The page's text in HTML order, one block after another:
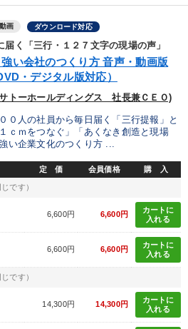
画
ダウンロード対応
届く「三行・１２７文字の現場の声」
強い会社のつくり方 音声・動画版
・デジタル版対応）
トーホールディングス 社長兼ＣＥＯ)
０人の社員から毎日届く「三行提報」と
ｃｍをつなぐ」「あくなき創造と現場
い企業文化のつくり方 ...
定 価 会員価格 購 入
です）
6,600円 6,600円
カートに
入れる
6,600円 6,600円
カートに
入れる
です）
14,300円 14,300円
カートに
入れる